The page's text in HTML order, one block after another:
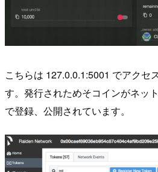
こちらは 127.0.0.1:5001 でアクセ
す。発行されためそコインがネッ
で登録、公開されています。